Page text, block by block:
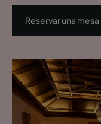
Reservar una mesa